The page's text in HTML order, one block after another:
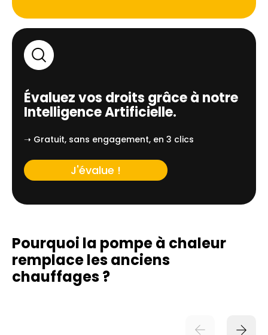
Évaluez vos droits grâce à notre
Intelligence Artificielle.
➝ Gratuit, sans engagement, en 3 clics
J'évalue !
Pourquoi la pompe à chaleur
remplaceles anciens
chauffages ?